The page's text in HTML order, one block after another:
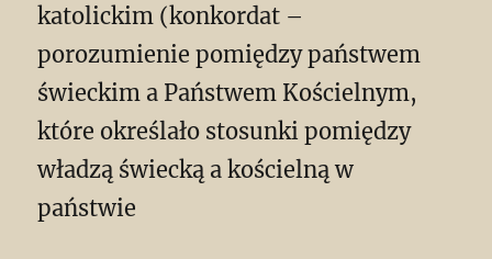
katolickim (konkordat –
porozumienie pomiędzy państwem
świeckim a Państwem Kościelnym,
które określało stosunki pomiędzy
władzą świecką a kościelną w
państwie